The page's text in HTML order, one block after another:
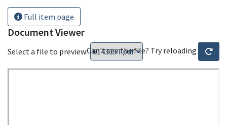
Full item page
Document Viewer
Select a file to preview:Can't see the file? Try reloading